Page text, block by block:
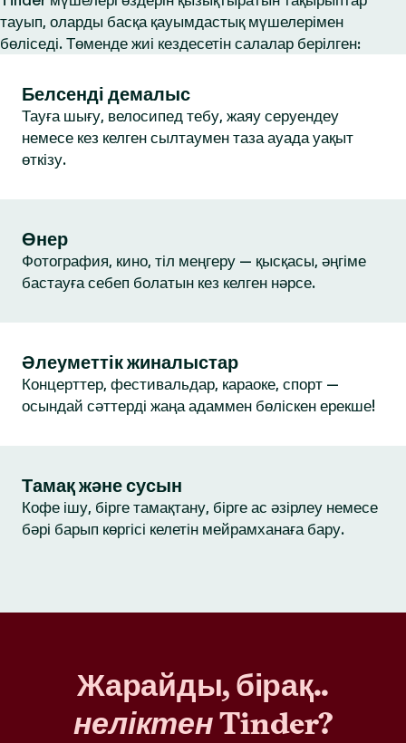
тауып, оларды басқа қауымдастық мүшелерімен
бөліседі. Төменде жиі кездесетін салалар берілген:
Белсенді демалыс
Тауға шығу, велосипед тебу, жаяу серуендеу
немесе кез келген сылтаумен таза ауада уақыт
өткізу.
Өнер
Фотография, кино, тіл меңгеру — қысқасы, әңгіме
бастауға себеп болатын кез келген нәрсе.
Әлеуметтік жиналыстар
Концерттер, фестивальдар, караоке, спорт —
осындай сәттерді жаңа адаммен бөліскен ерекше!
Тамақ және сусын
Кофе ішу, бірге тамақтану, бірге ас әзірлеу немесе
бәрі барып көргісі келетін мейрамханаға бару.
Жарайды, бірақ..
неліктенTinder?